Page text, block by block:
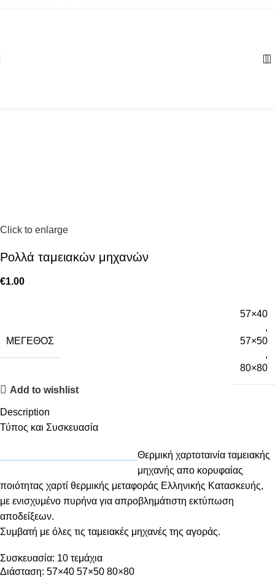
Click to enlarge
Ρολλά ταμειακών μηχανών
€1.00
ΜΈΓΕΘΟΣ
57×40
,
57×50
,
80×80
Add to wishlist
Description
Τύπος και Συσκευασία
Θερμική χαρτοταινία ταμειακής
μηχανής απο κορυφαίας
ποιότητας χαρτί θερμικής μεταφοράς Ελληνικής Κατασκευής,
με ενισχυμένο πυρήνα για απροβλημάτιστη εκτύπωση
αποδείξεων.
Συμβατή με όλες τις ταμειακές μηχανές της αγοράς.
Συσκευασία: 10 τεμάχια
Διάσταση: 57×40 57×50 80×80